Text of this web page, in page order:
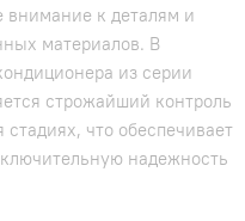
внимание к деталям и
материалов. В
из серии
строжайший контроль
что обеспечивает
надежность